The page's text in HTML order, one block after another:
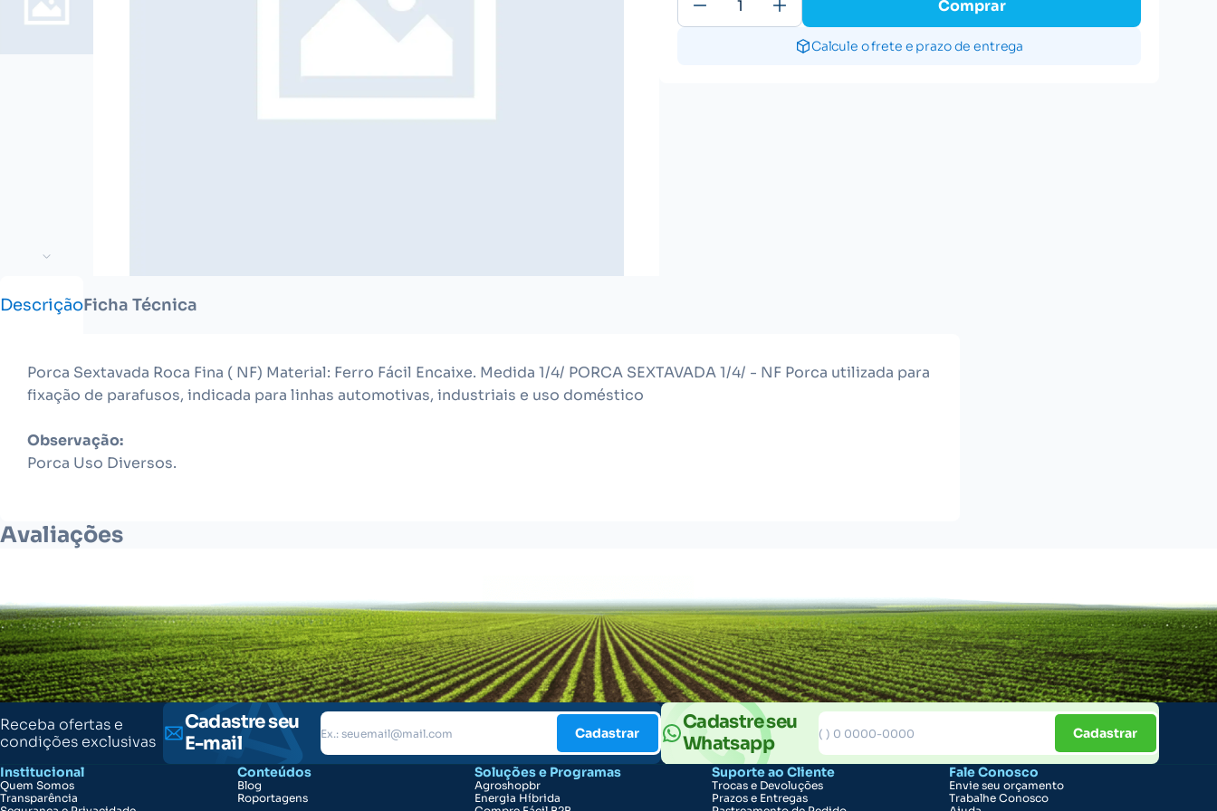
Comprar
Calcule o frete e prazo de entrega
DescriçãoFicha Técnica
Porca Sextavada Roca Fina ( NF) Material: Ferro Fácil Encaixe. Medida 1/4/ PORCA SEXTAVADA 1/4/ - NF Porca utilizada para
fixação de parafusos, indicada para linhas automotivas, industriais e uso doméstico
Observação:
Porca Uso Diversos.
Avaliações
Receba ofertas e
condições exclusivas
Cadastre seu
E-mail
Cadastrar
Cadastre seu
Whatsapp
Cadastrar
Institucional
Quem Somos
Transparência
Conteúdos
Blog
Roportagens
Soluções e Programas
Agroshopbr
Energia Híbrida
Suporte ao Cliente
Trocas e Devoluções
Prazos e Entregas
Fale Conosco
Envie seu orçamento
Trabalhe Conosco